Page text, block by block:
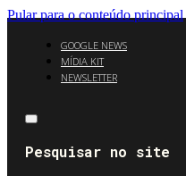
Pular para o conteúdo principal
GOOGLE NEWS
MÍDIA KIT
NEWSLETTER
Pesquisar no site